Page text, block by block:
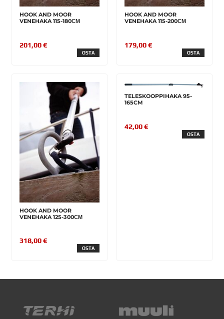
HOOK AND MOOR
VENEHAKA 115-180СМ
201,00 €
OSTA
HOOK AND MOOR
VENEHAKA 115-200СМ
179,00 €
OSTA
HOOK AND MOOR
VENEHAKA 125-300СМ
318,00 €
OSTA
TELESKOOPPIHAKA 95-
165CM
42,00 €
OSTA